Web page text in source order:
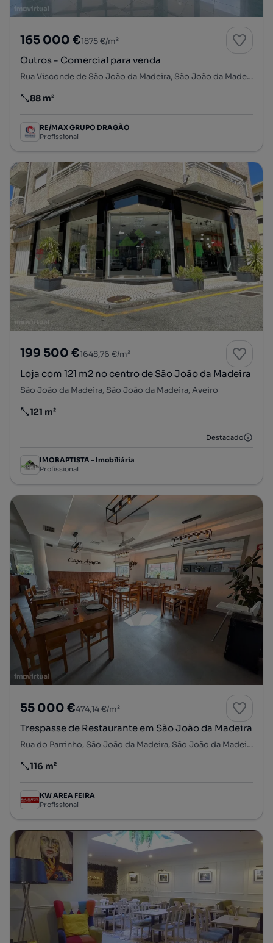
165 000 €1875 €/m²
Outros - Comercial para venda
Rua Visconde de São João da Madeira, São João da Madeira, São João da Madeira, Aveiro
Preço por metro quadrado
88 m²
RE/MAX GRUPO DRAGÃO
Profissional
199 500 €1648,76 €/m²
Loja com 121 m2 no centro de São João da Madeira
São João da Madeira, São João da Madeira, Aveiro
Preço por metro quadrado
121 m²
Destacado
IMOBAPTISTA - Imobiliária
Profissional
55 000 €474,14 €/m²
Trespasse de Restaurante em São João da Madeira
Rua do Parrinho, São João da Madeira, São João da Madeira, Aveiro
Preço por metro quadrado
116 m²
KW AREA FEIRA
Profissional